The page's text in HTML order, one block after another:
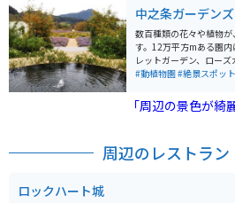
中之条ガーデンズ
数百種類の花々や植物
す。12万平方mある園
レットガーデン、ロー
庭園があり、散策が楽し
とバトンをつなぎ、夏
バラと、11月中旬まで
#動植物園#絶景スポット
「周辺の景色が
周辺のレストラン
ロックハート城